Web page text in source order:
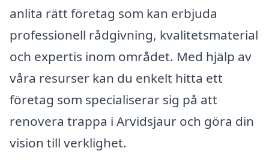
anlita rätt företag som kan erbjuda
professionell rådgivning, kvalitetsmaterial
och expertis inom området. Med hjälp av
våra resurser kan du enkelt hitta ett
företag som specialiserar sig på att
renovera trappa i Arvidsjaur och göra din
vision till verklighet.